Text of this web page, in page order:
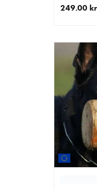
249.00 kr